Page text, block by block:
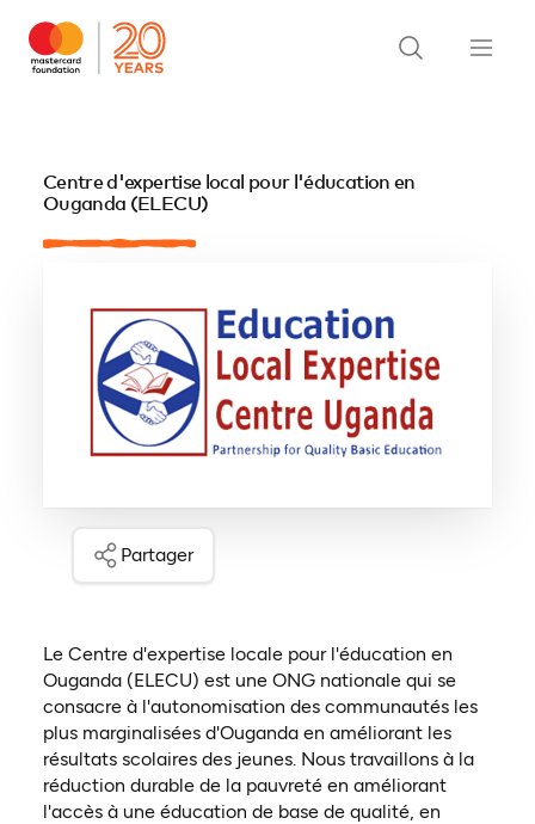
Centre d'expertise local pour l'éducation en
Ouganda (ELECU)
Partager
Le Centre d'expertise locale pour l'éducation en
Ouganda (ELECU) est une ONG nationale qui se
consacre à l'autonomisation des communautés les
plus marginalisées d'Ouganda en améliorant les
résultats scolaires des jeunes. Nous travaillons à la
réduction durable de la pauvreté en améliorant
l'accès à une éducation de base de qualité, en